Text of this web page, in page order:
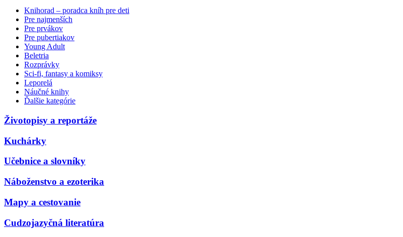
Knihorad – poradca kníh pre deti
Pre najmenších
Pre prvákov
Pre pubertiakov
Young Adult
Beletria
Rozprávky
Sci-fi, fantasy a komiksy
Leporelá
Náučné knihy
Ďalšie kategórie
Životopisy a reportáže
Kuchárky
Učebnice a slovníky
Náboženstvo a ezoterika
Mapy a cestovanie
Cudzojazyčná literatúra